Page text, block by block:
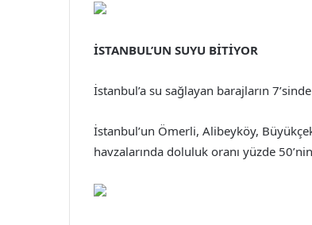
İSTANBUL’UN SUYU BİTİYOR
İstanbul’a su sağlayan barajların
İstanbul’un Ömerli, Alibeyköy,
havzalarında doluluk oranı yüzde